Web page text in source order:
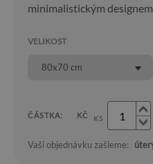
minimalistickým
VELIKOST
80x70 cm
ČÁSTKA: KČ KS
Vaši objednávku zašleme: